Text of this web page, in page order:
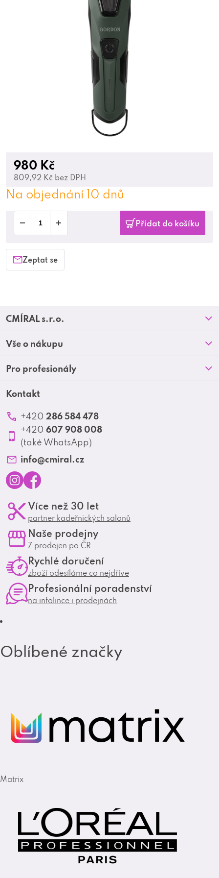
980 Kč
809,92 Kč bez DPH
Na objednání 10 dnů
Přidat do košíku
Zeptat se
Z
á
p
a
CMÍRAL s.r.o.
Prodejny
O nás
Blog
Kontakt
Vše o nákupu
Doprava a platba
Obchodní podmínky
Reklamace a vrácení zboží
Ochrana osobních údajů
Pro profesionály
Akční letáky
Produktové katalogy
Profesionální spolupráce
Matrix Club
Kontakt
+420 286 584 478
+420 607 908 008
(také WhatsApp)
info@cmiral.cz
n
s
g
a
m
a
e
o
o
k
Více než 30 let
partner kadeřnických salonů
Naše prodejny
7 prodejen po ČR
Rychlé doručení
zboží odesíláme co nejdříve
Profesionální poradenství
na infolince i prodejnách
Oblíbené značky
Matrix